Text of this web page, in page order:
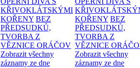
KŘIVOKLÁTSKÝMI
KOŘENY BEZ
PŘEDSUDKŮ,
TVORBA Z
VĚZNICE ORÁČOV
Zobrazit všechny
záznamy ze dne
KOŘENY BEZ
PŘEDSUDKŮ,
TVORBA Z
VĚZNICE
Zobrazit všechny
záznamy ze dne